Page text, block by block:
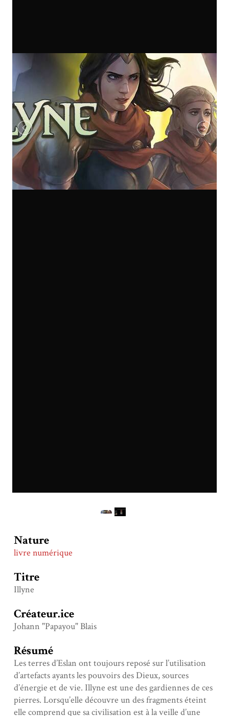
Nature
livre numérique
Titre
Illyne
Créateur.ice
Johann "Papayou" Blais
Résumé
Les terres d’Eslan ont toujours reposé sur l’utilisation
d’artefacts ayants les pouvoirs des Dieux, sources
d’énergie et de vie. Illyne est une des gardiennes de ces
pierres. Lorsqu’elle découvre un des fragments éteint
elle comprend que sa civilisation est à la veille d’une